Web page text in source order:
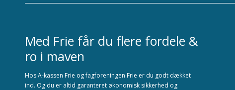
Med Frie får du flere fordele &
ro i maven
Hos A-kassen Frie og fagforeningen Frie er du godt dækket
ind. Og du er altid garanteret økonomisk sikkerhed og